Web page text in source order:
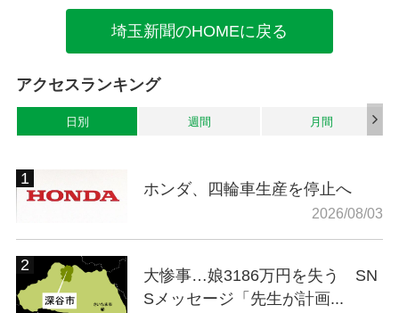
埼玉新聞のHOMEに戻る
アクセスランキング
日別 週間 月間
ホンダ、四輪車生産を停止へ
2026/08/03
大惨事…娘3186万円を失う SN
Sメッセージ「先生が計画...